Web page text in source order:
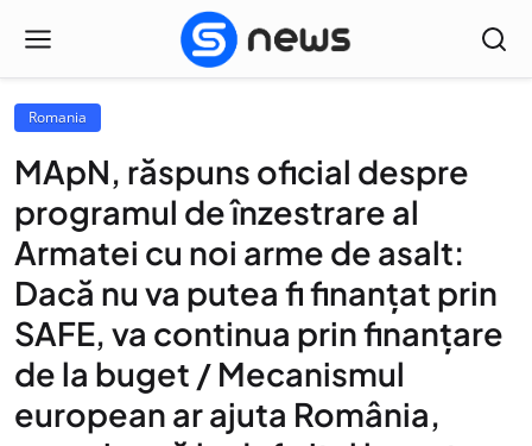
Romania
MApN, răspuns oficial despre
programul de înzestrare al
Armatei cu noi arme de asalt:
Dacă nu va putea fi finanțat prin
SAFE, va continua prin finanțare
de la buget / Mecanismul
european ar ajuta România,